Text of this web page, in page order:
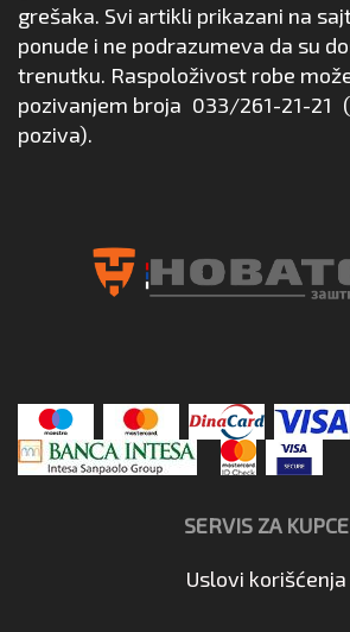
grešaka. Svi artikli prikazani na
ponude i ne podrazumeva da su
trenutku. Raspoloživost robe
pozivanjem broja 033/261-21-21
poziva).
SERVIS ZA KUPCE
Uslovi korišćenja